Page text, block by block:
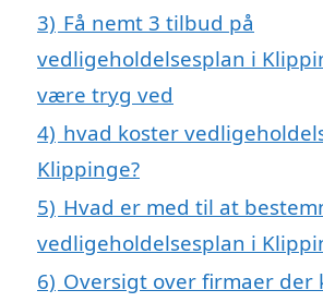
3) Få nemt 3 tilbud på
vedligeholdelsesplan i
være tryg ved
4) hvad koster
Klippinge?
5) Hvad er med til at
vedligeholdelsesplan i
6) Oversigt over firmaer der